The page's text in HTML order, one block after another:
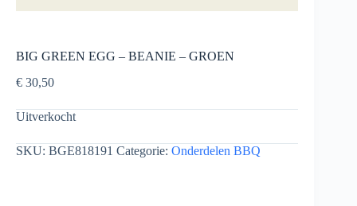
BIG GREEN EGG – BEANIE – GROEN
€ 30,50
Uitverkocht
SKU: BGE818191 Categorie: Onderdelen BBQ